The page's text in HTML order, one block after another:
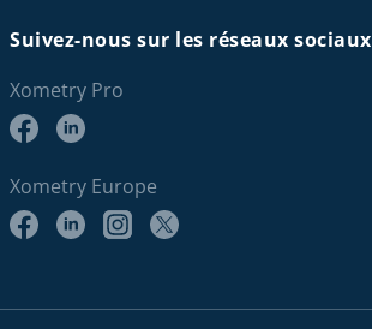
Suivez-nous sur les réseaux sociaux
Xometry Pro
Xometry Europe